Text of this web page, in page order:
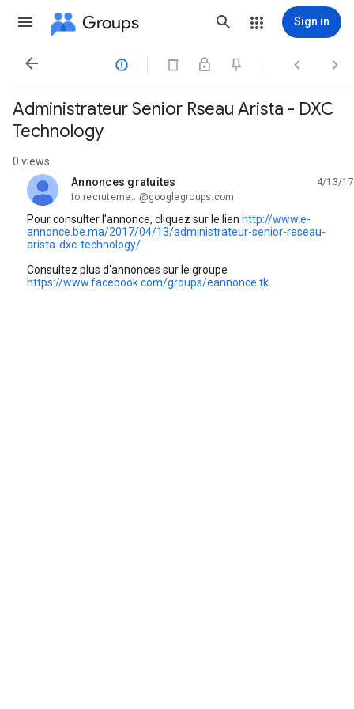
Groups Sign in
   
Administrateur Senior Rseau Arista - DXC
Technology
0 views
Annonces gratuites
unread,
4/13/17
to recruteme...@googlegroups.com
Pour consulter l'annonce, cliquez sur le lien http://www.e-
annonce.be.ma/2017/04/13/administrateur-senior-reseau-
arista-dxc-technology/
Consultez plus d'annonces sur le groupe
https://www.facebook.com/groups/eannonce.tk